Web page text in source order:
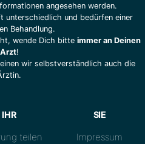
angesehen werden.
unterschiedlich und bedürfen einer
Behandlung.
wende Dich bitte immer an Deinen
Arzt!
wir selbstverständlich auch die
IHR
teilen
SIE
Impressum